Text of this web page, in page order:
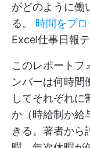
がどのように働
る。 時間をブ
Excel仕事日報
このレポートフ
ンバーは何時間
してそれぞれに
か（時給制か給
きる。著者から